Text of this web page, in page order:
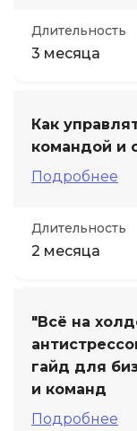
Длительность
3 месяца
Как
командой и
Подробнее
Длительность
2 месяца
"Всё на
гайд для
и команд
Подробнее